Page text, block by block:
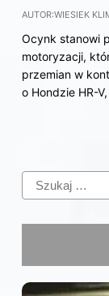
AUTOR:WIESIEK
Ocynk stanowi
motoryzacji,
przemian w
o Hondzie HR-